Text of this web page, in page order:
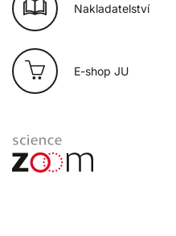
Nakladatelství
E-shop JU